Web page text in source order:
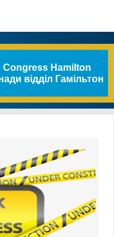
Hamilton
відділ Гамільтон